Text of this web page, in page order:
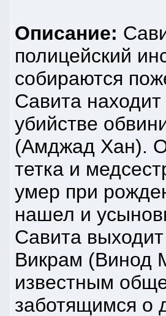
Описание:
полицейский
собираются
Савита
убийстве
(Амджад Хан).
тетка и
умер при
нашел и
Савита
Викрам (Винод
известным
заботящимся о